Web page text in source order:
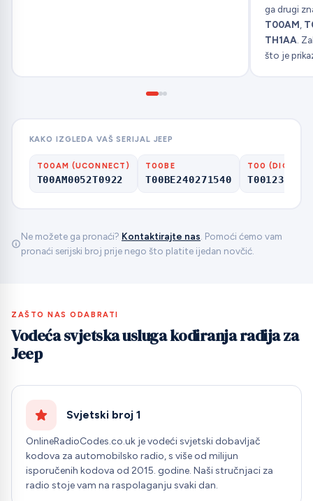
ga drugi
T00AM
TH1AA .
što je
KAKO IZGLEDA VAŠ SERIJAL JEEP
T00AM (UCONNECT)
T00AM0052T0922
T00BE
T00BE240271540
T00 (DIGITS
Ne možete ga pronaći? Kontaktirajte nas . Pomoći ćemo vam
pronaći serijski broj prije nego što platite ijedan novčić.
ZAŠTO NAS ODABRATI
Vodeća svjetska usluga kodiranja radija za
Jeep
Svjetski broj 1
OnlineRadioCodes.co.uk je vodeći svjetski dobavljač
kodova za automobilsko radio, s više od milijun
isporučenih kodova od 2015. godine. Naši stručnjaci za
radio stoje vam na raspolaganju svaki dan.